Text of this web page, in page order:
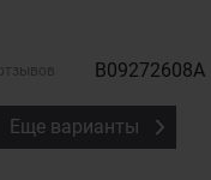
отзывов B09272608A
Еще варианты